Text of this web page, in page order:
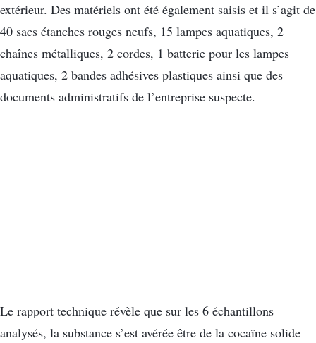
extérieur. Des matériels ont été également saisis et il s’agit de
40 sacs étanches rouges neufs, 15 lampes aquatiques, 2
chaînes métalliques, 2 cordes, 1 batterie pour les lampes
aquatiques, 2 bandes adhésives plastiques ainsi que des
documents administratifs de l’entreprise suspecte.
Le rapport technique révèle que sur les 6 échantillons
analysés, la substance s’est avérée être de la cocaïne solide